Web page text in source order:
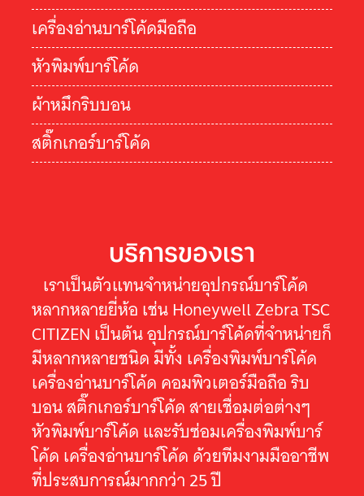
เครื่องอ่านบาร์โค้ดมือถือ
หัวพิมพ์บาร์โค้ด
ผ้าหมึกริบบอน
สติ๊กเกอร์บาร์โค้ด
บริการของเรา
เราเป็นตัวแทนจำหน่ายอุปกรณ์บาร์โค้ด
หลากหลายยี่ห้อ เช่น Honeywell Zebra TSC
CITIZEN เป็นต้น อุปกรณ์บาร์โค้ดที่จำหน่ายก็
มีหลากหลายชนิด มีทั้ง เครื่องพิมพ์บาร์โค้ด
เครื่องอ่านบาร์โค้ด คอมพิวเตอร์มือถือ ริบ
บอน สติ๊กเกอร์บาร์โค้ด สายเชื่อมต่อต่างๆ
หัวพิมพ์บาร์โค้ด และรับซ่อมเครื่องพิมพ์บาร์
โค้ด เครื่องอ่านบาร์โค้ด ด้วยทีมงามมืออาชีพ
ที่ประสบการณ์มากกว่า 25 ปี